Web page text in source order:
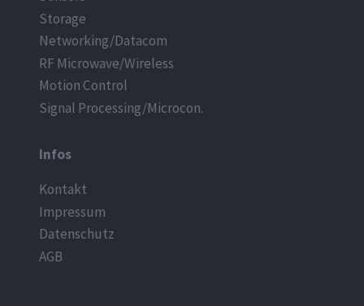
Storage
Networking/Datacom
RF Microwave/Wireless
Motion Control
Signal Processing/Microcon.
Infos
Kontakt
Impressum
Datenschutz
AGB